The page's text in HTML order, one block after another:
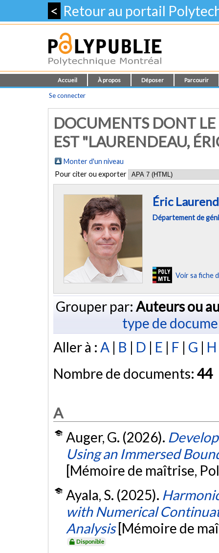
< Retour au portail
Accueil À propos Déposer Parcourir
Se connecter
DOCUMENTS DONT
EST "LAURENDEAU,
Monter d'un niveau
Pour citer ou exporter
Éric
Département de
Voir sa fiche
Grouper par: Auteurs ou
type de
Aller à : A | B | D | E | F | G | H
Nombre de documents: 44
A
Auger, G. (2026).
Using an Immersed
[Mémoire de maîtrise,
Ayala, S. (2025).
with Numerical
Analysis [Mémoire de
Disponible